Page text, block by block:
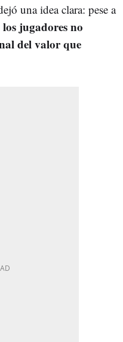
una idea clara: pese a
los jugadores no
del valor que